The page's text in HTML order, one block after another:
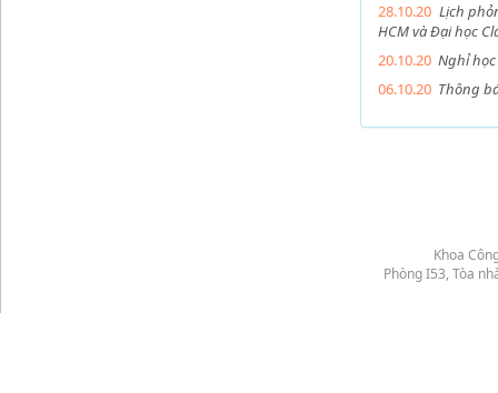
28.10.20 Lịch
HCM và Đại học
20.10.20 Nghỉ
06.10.20 Thông
Khoa
Phòng I53, Tòa